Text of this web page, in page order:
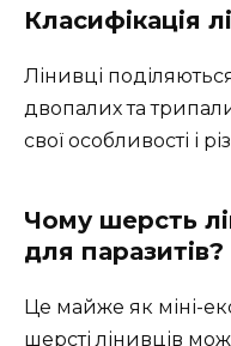
Класифікація
Лінивці
двопалих та
свої особливості і
Чому шерсть
для паразитів?
Це майже як міні-
шерсті лінивців